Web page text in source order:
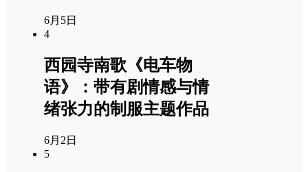
6月5日
4
西园寺南歌《电车物
语》：带有剧情感与情
绪张力的制服主题作品
6月2日
5